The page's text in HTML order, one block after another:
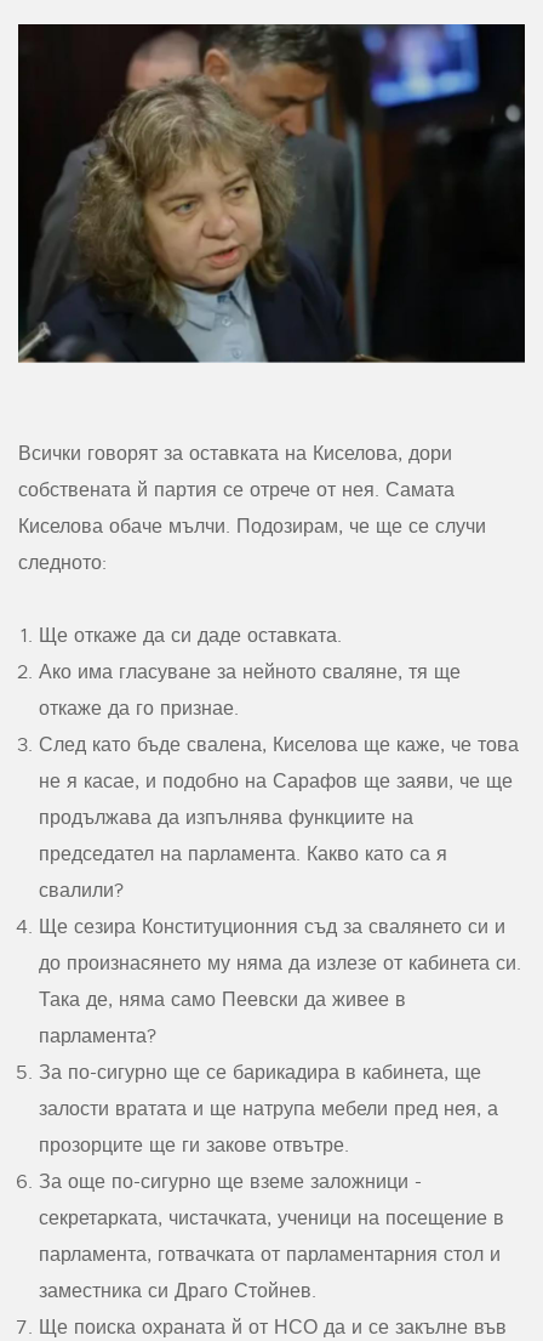
Всички говорят за оставката на Киселова, дори
собствената й партия се отрече от нея. Самата
Киселова обаче мълчи. Подозирам, че ще се случи
следното:
Ще откаже да си даде оставката.
Ако има гласуване за нейното сваляне, тя ще
откаже да го признае.
След като бъде свалена, Киселова ще каже, че това
не я касае, и подобно на Сарафов ще заяви, че ще
продължава да изпълнява функциите на
председател на парламента. Какво като са я
свалили?
Ще сезира Конституционния съд за свалянето си и
до произнасянето му няма да излезе от кабинета си.
Така де, няма само Пеевски да живее в
парламента?
За по-сигурно ще се барикадира в кабинета, ще
залости вратата и ще натрупа мебели пред нея, а
прозорците ще ги закове отвътре.
За още по-сигурно ще вземе заложници -
секретарката, чистачката, ученици на посещение в
парламента, готвачката от парламентарния стол и
заместника си Драго Стойнев.
Ще поиска охраната й от НСО да и се закълне във